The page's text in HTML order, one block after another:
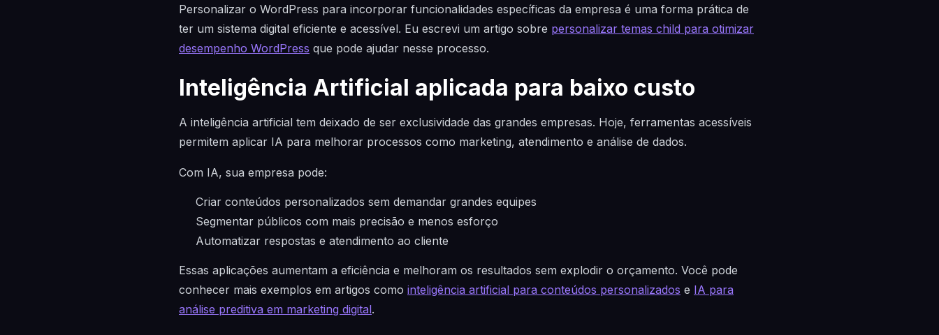
Personalizar o WordPress para incorporar funcionalidades específicas da empresa é uma forma prática de
ter um sistema digital eficiente e acessível. Eu escrevi um artigo sobre personalizar temas child para otimizar
desempenho WordPress que pode ajudar nesse processo.
Inteligência Artificial aplicada para baixo custo
A inteligência artificial tem deixado de ser exclusividade das grandes empresas. Hoje, ferramentas acessíveis
permitem aplicar IA para melhorar processos como marketing, atendimento e análise de dados.
Com IA, sua empresa pode:
Criar conteúdos personalizados sem demandar grandes equipes
Segmentar públicos com mais precisão e menos esforço
Automatizar respostas e atendimento ao cliente
Essas aplicações aumentam a eficiência e melhoram os resultados sem explodir o orçamento. Você pode
conhecer mais exemplos em artigos como inteligência artificial para conteúdos personalizados e IA para
análise preditiva em marketing digital.